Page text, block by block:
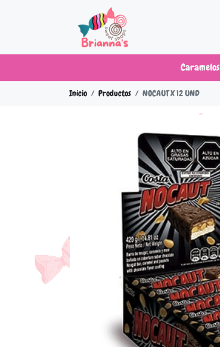
Caramelos
Inicio Productos NOCAUT X 12 UND